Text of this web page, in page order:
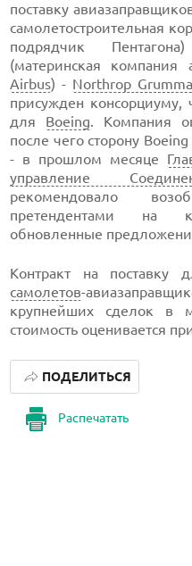
поставку
самолетостроительная
подрядчик
(материнская компания
Airbus) - Northrop
присужден консорциуму,
для Boeing. Компания
после чего сторону
- в прошлом месяце
управление
рекомендовало
претендентами на
обновленные
Контракт на поставку
самолетов-
крупнейших сделок в
стоимость оценивается
Распечатать
ПОДЕЛИТЬСЯ